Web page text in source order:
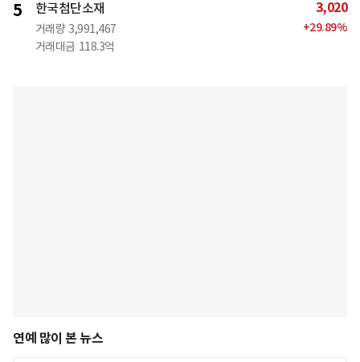
5 한국첨단소재
거래량 3,991,467
거래대금 118.3억
3,020
+29.89%
연예 많이 본 뉴스